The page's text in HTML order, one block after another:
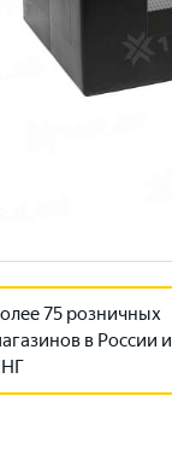
75 розничных
в России и